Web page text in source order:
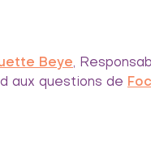
Beye,
aux questions de